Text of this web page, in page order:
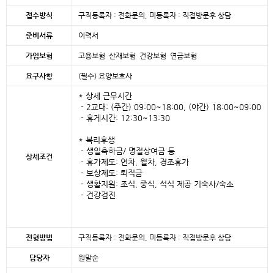
접수방식 구직등록자 : 전화문의, 미등록자 : 직접방문후 상담
준비서류 이력서
가입보험 고용보험 산재보험 건강보험 연금보험
요구사항 (필수) 요양보호사
상세조건
* 상세 근무시간
- 2교대: (주간) 09:00~18:00, (야간) 18:00~09:00
- 휴게시간: 12:30~13:30
* 복리후생
- 생일축하금/ 명절상여금 등
- 휴가제도: 연차, 월차, 경조휴가
- 보상제도: 퇴직금
- 생활지원: 조식, 중식, 석식 제공 기숙사/숙소
- 건강검진
전형방법 구직등록자 : 전화문의, 미등록자 : 직접방문후 상담
담당자 원말순